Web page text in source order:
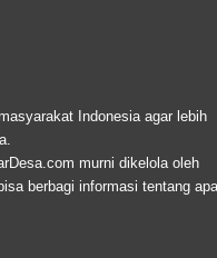
Indonesia agar lebih
murni dikelola oleh
berbagi informasi tentang apa